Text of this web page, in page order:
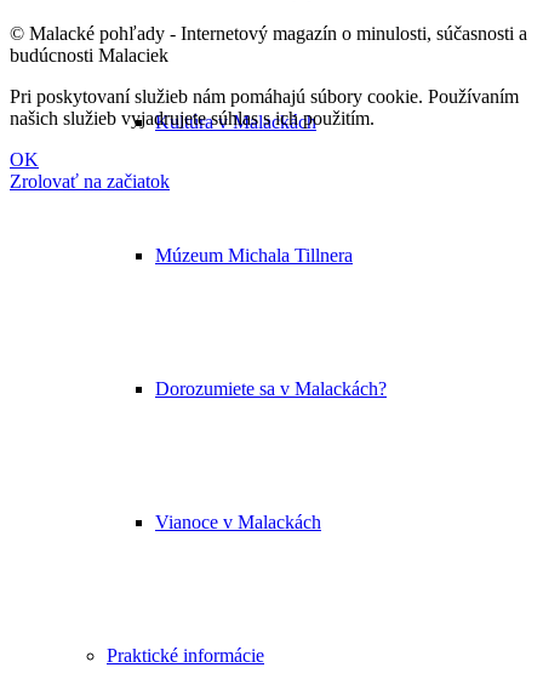
Kultúra v Malackách
Múzeum Michala Tillnera
Dorozumiete sa v Malackách?
Vianoce v Malackách
Praktické informácie
© Malacké pohľady - Internetový magazín o minulosti, súčasnosti a
budúcnosti Malaciek
Pri poskytovaní služieb nám pomáhajú súbory cookie. Používaním
našich služieb vyjadrujete súhlas s ich použitím.
OK
Zrolovať na začiatok